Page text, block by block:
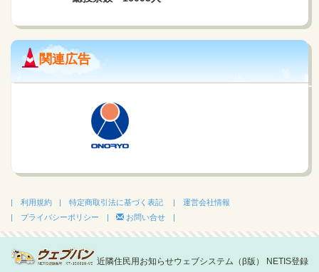
関連広告
| 利用規約 | 特定商取引法に基づく表記
| 運営会社情報
| プライバシーポリシー |
お問い合せ |
近隣住民用お知らせウェブシステム（β版） NETIS登録